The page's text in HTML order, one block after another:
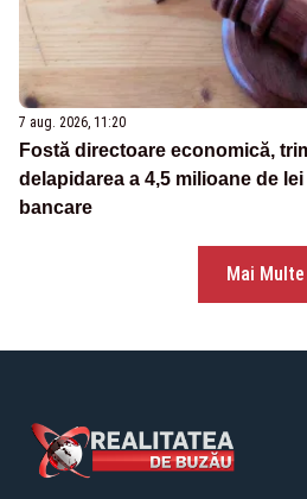
7 aug. 2026, 11:20
Fostă directoare economică,
delapidarea a 4,5 milioane de
bancare
Mai Multe